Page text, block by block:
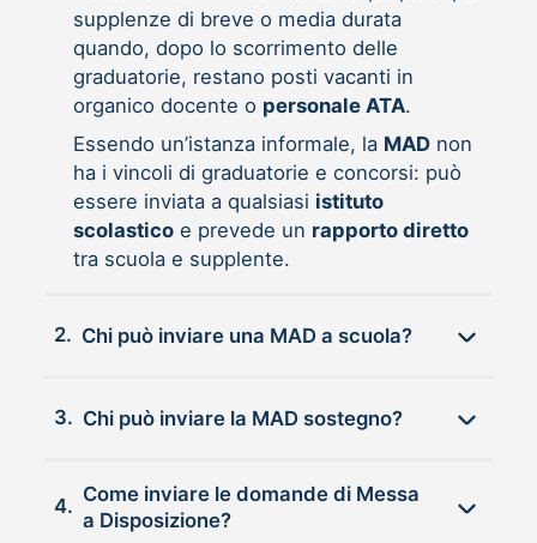
supplenze di breve o media durata
quando, dopo lo scorrimento delle
graduatorie, restano posti vacanti in
organico docente o personale ATA.
Essendo un’istanza informale, la MADnon
ha i vincoli di graduatorie e concorsi: può
essere inviata a qualsiasi istituto
scolasticoe prevede un rapporto diretto
tra scuola e supplente.
2. Chi può inviare una MAD a scuola?
3. Chi può inviare la MAD sostegno?
4.
Come inviare le domande di Messa
a Disposizione?